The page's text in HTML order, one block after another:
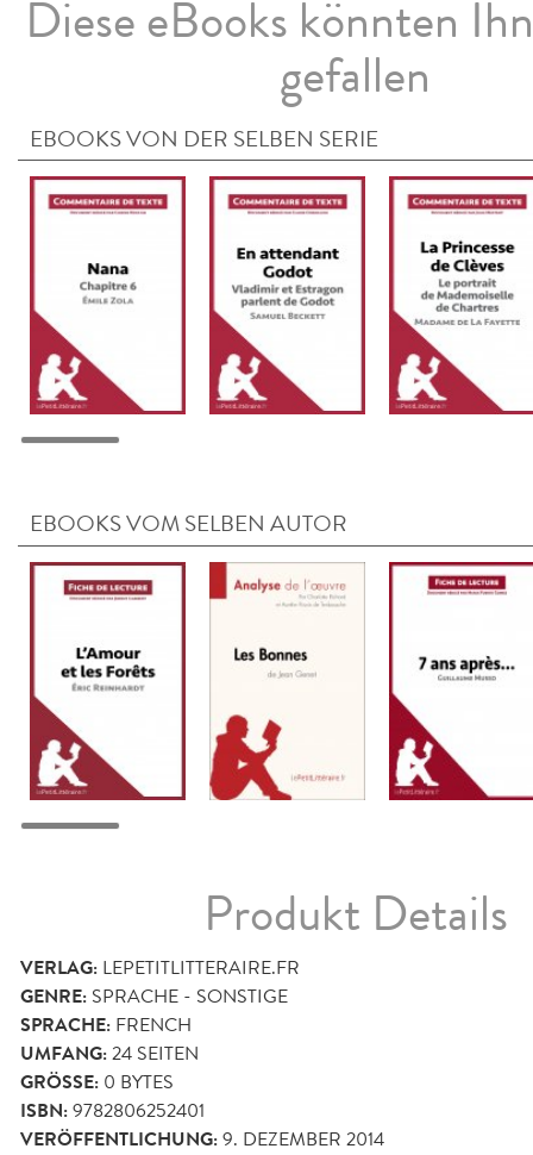
Diese eBooks könnten
gefallen
EBOOKS VON DER SELBEN SERIE
EBOOKS VOM SELBEN AUTOR
Produkt Details
VERLAG: LEPETITLITTERAIRE.FR
GENRE: SPRACHE - SONSTIGE
SPRACHE: FRENCH
UMFANG:24 SEITEN
GRÖSSE: 0 BYTES
ISBN:9782806252401
VERÖFFENTLICHUNG:9. DEZEMBER 2014